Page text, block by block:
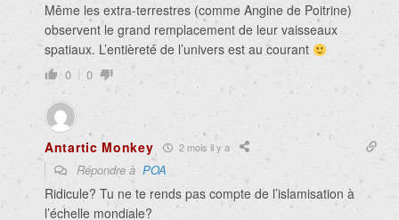
Même les extra-terrestres (comme Angine de Poitrine)
observent le grand remplacement de leur vaisseaux
spatiaux. L’entièreté de l’univers est au courant
0 0
Antartic Monkey 2 mois il y a
Répondre à POA
Ridicule? Tu ne te rends pas compte de l’islamisation à
l’échelle mondiale?